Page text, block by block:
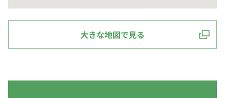
大きな地図で見る